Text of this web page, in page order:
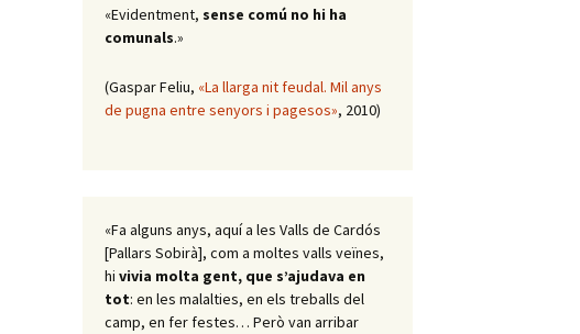
«Evidentment, sense comú no hi ha
comunals.»
(Gaspar Feliu, «La llarga nit feudal. Mil anys
de pugna entre senyors i pagesos», 2010)
«Fa alguns anys, aquí a les Valls de Cardós
[Pallars Sobirà], com a moltes valls veïnes,
hi vivia molta gent, que s’ajudava en
tot: en les malalties, en els treballs del
camp, en fer festes… Però van arribar